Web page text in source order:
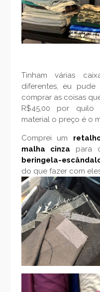
Tinham várias
diferentes, eu
comprar as coisas
R$45,00 por
material o preço é o
Comprei um
malha cinza para
beringela-
do que fazer com